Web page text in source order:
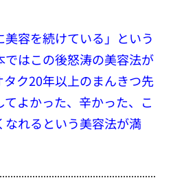
美容を続けている」という
ではこの後怒涛の美容法が
ク20年以上のまんきつ先
よかった、辛かった、こ
なれるという美容法が満